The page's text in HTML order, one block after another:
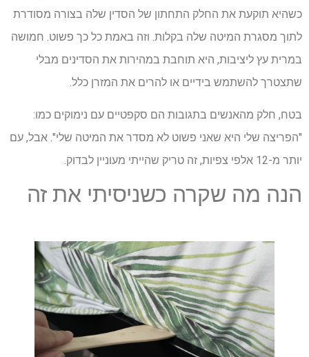
כשהיא תוקעת את החלק התחתון של הסדין שלה בצורה מסודרת
לתוך מסגרת המיטה שלה בקלות. וזה באמת כל כך פשוט. חמושה
במרית עץ ליציבות, היא תוחבת במהירות את הסדינים מבלי
שתצטרך להשתמש בידיים או להרים את המזרן כלל.
בטח, חלק מהאנשים בתגובות הם סקפטיים עם נימוקים כמו:
"הפריצה שלי היא שאני פשוט לא מסדר את המיטה שלי". אבל, עם
יותר מ-12 אלפי צפיות, זה טריק שהייתי מעוניין לבדוק.
הנה מה שקרה כשניסיתי את זה